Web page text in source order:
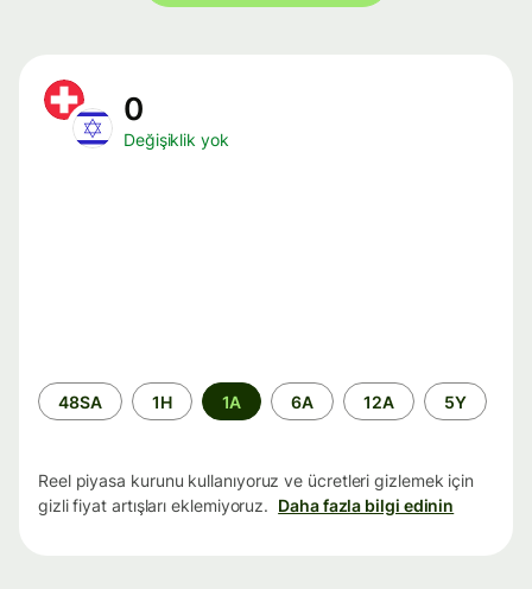
0
Değişiklik yok
Zaman
aralığı
48SA 1H 1A 6A 12A 5Y
Reel piyasa kurunu kullanıyoruz ve ücretleri gizlemek için
gizli fiyat artışları eklemiyoruz. Daha fazla bilgi edinin